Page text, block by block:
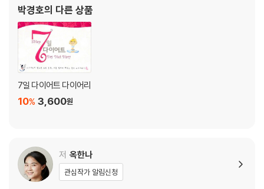
흐름의 단계 7일 다이어트 프로그램 사용법
내 몸의 신진대사를 높이는 7일간의 저염 레시피
[ STEP 3 ] 꼭 필요한 영양소로 새로운 에너지를 보충하라!
비운 다음, 흐름이 좋아졌다면 제대로 채우자
칼로리에 대한 오해를 풀자
꼭 필요한 영양소로 새로운 에너지를 보충하자
[ PART 3 ] 완성과 유지를 위한 한나의 헬스 디자인
3단계 7일 다이어트를 가속화하는 1달 운동 프로그램
의사 박경호의 먹으면 약이 되는 블랙 푸
박경호의 다른 상품
7일 다이어트 다이어리
3,600원
10%
저 옥한나
관심작가 알림신청